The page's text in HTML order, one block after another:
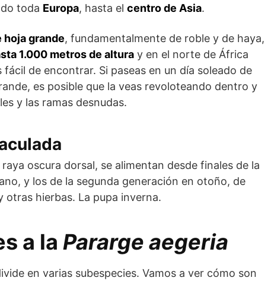
toda Europa, hasta el centro de Asia.
hoja grande, fundamentalmente de roble y de haya,
1.000 metros de altura y en el norte de África
de encontrar. Si paseas en un día soleado de
es posible que la veas revoloteando dentro y
y las ramas desnudas.
oscura dorsal, se alimentan desde finales de la
y los de la segunda generación en otoño, de
otras hierbas. La pupa inverna.
a la Pararge aegeria
en varias subespecies. Vamos a ver cómo son